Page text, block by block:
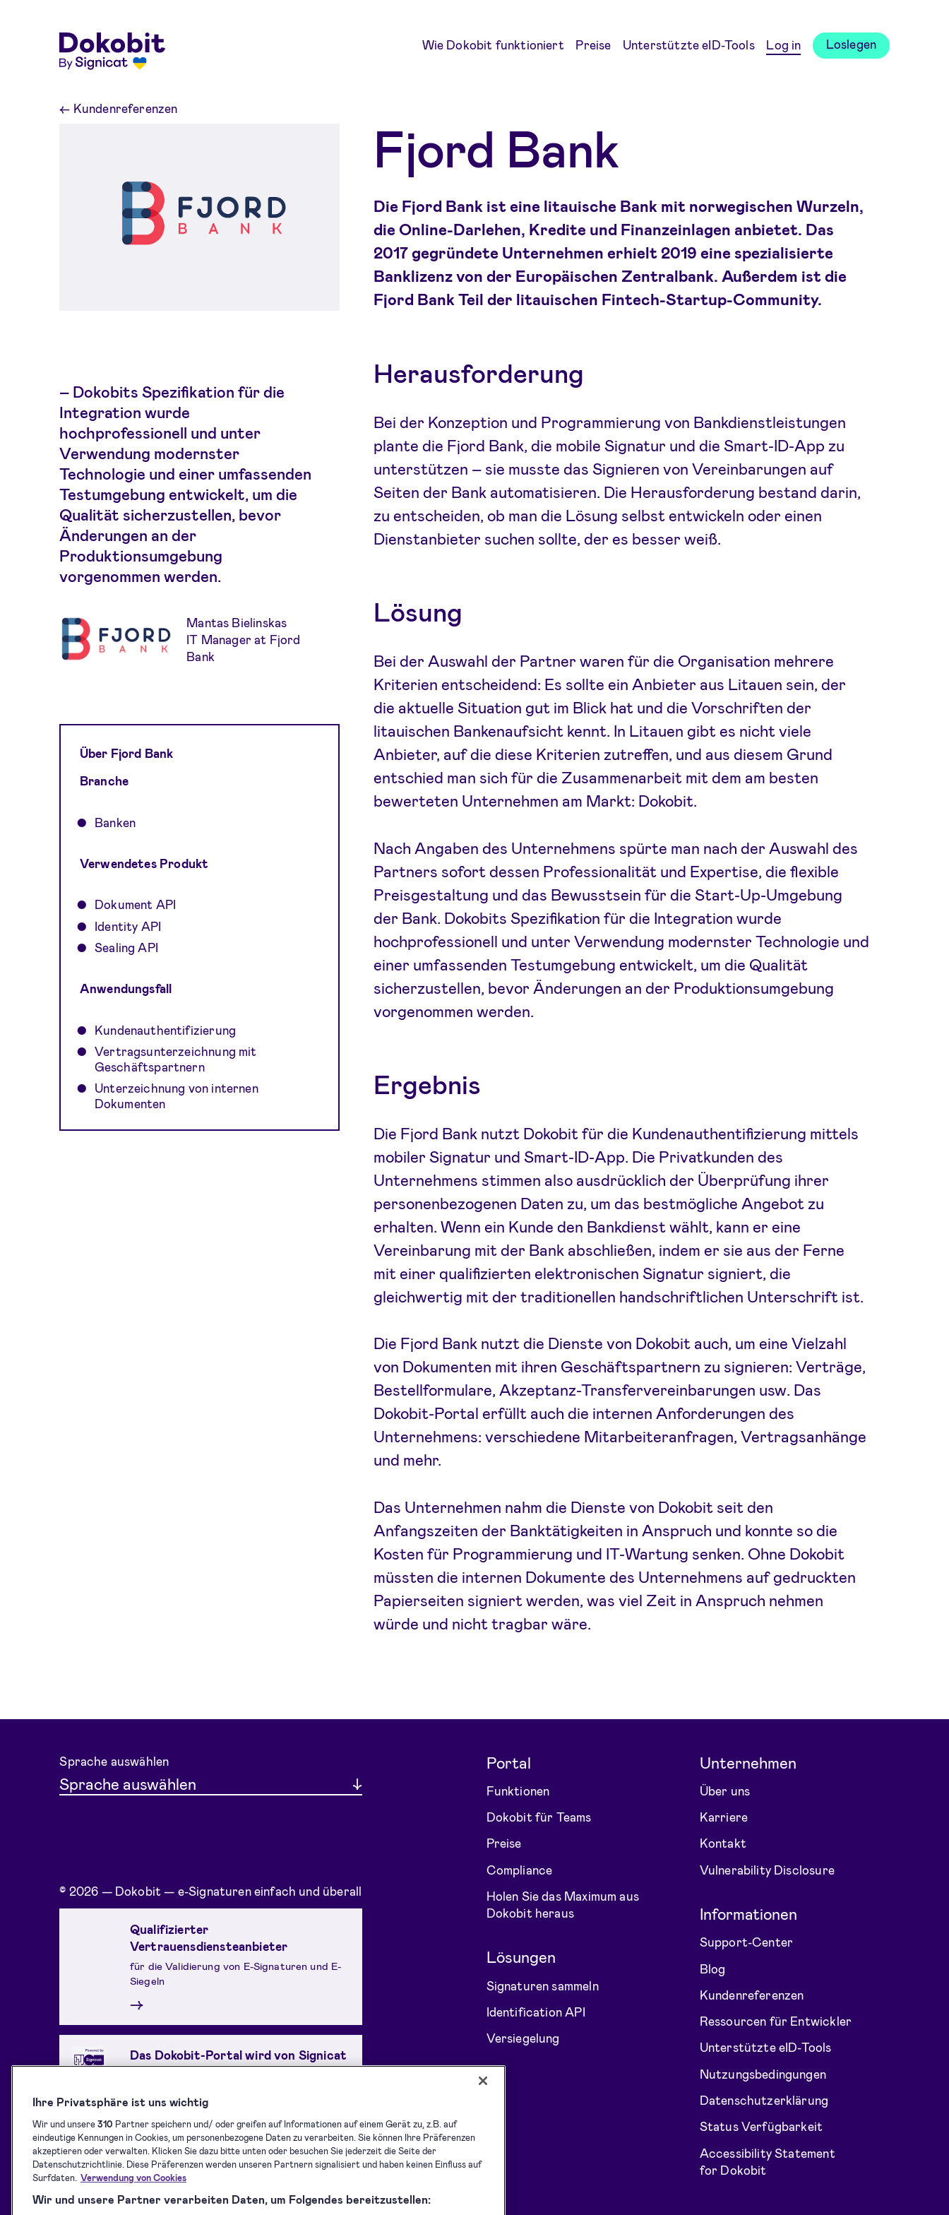
Wie Dokobit funktioniert Preise Unterstützte eID-Tools Log in Loslegen
← Kundenreferenzen
Fjord Bank
Die Fjord Bank ist eine litauische Bank mit norwegischen Wurzeln,
die Online-Darlehen, Kredite und Finanzeinlagen anbietet. Das
2017 gegründete Unternehmen erhielt 2019 eine spezialisierte
Banklizenz von der Europäischen Zentralbank. Außerdem ist die
Fjord Bank Teil der litauischen Fintech-Startup-Community.
– Dokobits Spezifikation für die
Integration wurde
hochprofessionell und unter
Verwendung modernster
Technologie und einer umfassenden
Testumgebung entwickelt, um die
Qualität sicherzustellen, bevor
Änderungen an der
Produktionsumgebung
vorgenommen werden.
Mantas Bielinskas
IT Manager at Fjord
Bank
Über Fjord Bank
Branche
Banken
Verwendetes Produkt
Dokument API
Identity API
Sealing API
Anwendungsfall
Kundenauthentifizierung
Vertragsunterzeichnung mit
Geschäftspartnern
Unterzeichnung von internen
Dokumenten
Herausforderung
Bei der Konzeption und Programmierung von Bankdienstleistungen
plante die Fjord Bank, die mobile Signatur und die Smart-ID-App zu
unterstützen – sie musste das Signieren von Vereinbarungen auf
Seiten der Bank automatisieren. Die Herausforderung bestand darin,
zu entscheiden, ob man die Lösung selbst entwickeln oder einen
Dienstanbieter suchen sollte, der es besser weiß.
Lösung
Bei der Auswahl der Partner waren für die Organisation mehrere
Kriterien entscheidend: Es sollte ein Anbieter aus Litauen sein, der
die aktuelle Situation gut im Blick hat und die Vorschriften der
litauischen Bankenaufsicht kennt. In Litauen gibt es nicht viele
Anbieter, auf die diese Kriterien zutreffen, und aus diesem Grund
entschied man sich für die Zusammenarbeit mit dem am besten
bewerteten Unternehmen am Markt: Dokobit.
Nach Angaben des Unternehmens spürte man nach der Auswahl des
Partners sofort dessen Professionalität und Expertise, die flexible
Preisgestaltung und das Bewusstsein für die Start-Up-Umgebung
der Bank. Dokobits Spezifikation für die Integration wurde
hochprofessionell und unter Verwendung modernster Technologie und
einer umfassenden Testumgebung entwickelt, um die Qualität
sicherzustellen, bevor Änderungen an der Produktionsumgebung
vorgenommen werden.
Ergebnis
Die Fjord Bank nutzt Dokobit für die Kundenauthentifizierung mittels
mobiler Signatur und Smart-ID-App. Die Privatkunden des
Unternehmens stimmen also ausdrücklich der Überprüfung ihrer
personenbezogenen Daten zu, um das bestmögliche Angebot zu
erhalten. Wenn ein Kunde den Bankdienst wählt, kann er eine
Vereinbarung mit der Bank abschließen, indem er sie aus der Ferne
mit einer qualifizierten elektronischen Signatur signiert, die
gleichwertig mit der traditionellen handschriftlichen Unterschrift ist.
Die Fjord Bank nutzt die Dienste von Dokobit auch, um eine Vielzahl
von Dokumenten mit ihren Geschäftspartnern zu signieren: Verträge,
Bestellformulare, Akzeptanz-Transfervereinbarungen usw. Das
Dokobit-Portal erfüllt auch die internen Anforderungen des
Unternehmens: verschiedene Mitarbeiteranfragen, Vertragsanhänge
und mehr.
Das Unternehmen nahm die Dienste von Dokobit seit den
Anfangszeiten der Banktätigkeiten in Anspruch und konnte so die
Kosten für Programmierung und IT-Wartung senken. Ohne Dokobit
müssten die internen Dokumente des Unternehmens auf gedruckten
Papierseiten signiert werden, was viel Zeit in Anspruch nehmen
würde und nicht tragbar wäre.
Sprache auswählen
Sprache auswählen
© 2026 — Dokobit — e-Signaturen einfach und überall
Qualifizierter
Vertrauensdiensteanbieter
für die Validierung von E-Signaturen und E-
Siegeln
→
Das Dokobit-Portal wird von Signicat
Identitäten und ein qualifizierter
Vertrauensdiensteanbieter (QTSP), der die
Normen ISO/IEC 27001 und eIDAS erfüllt.
→
Portal
Funktionen
Dokobit für Teams
Preise
Compliance
Holen Sie das Maximum aus
Dokobit heraus
Lösungen
Signaturen sammeln
Identification API
Versiegelung
Unternehmen
Über uns
Karriere
Kontakt
Vulnerability Disclosure
Informationen
Support-Center
Blog
Kundenreferenzen
Ressourcen für Entwickler
Unterstützte eID-Tools
Nutzungsbedingungen
Datenschutzerklärung
Status Verfügbarkeit
Accessibility Statement
for Dokobit
Ihre Privatsphäre ist uns wichtig
Wir und unsere310 Partner speichern und/ oder greifen auf Informationen auf einem Gerät zu, z.B. auf
eindeutige Kennungen in Cookies, um personenbezogene Daten zu verarbeiten. Sie können Ihre Präferenzen
akzeptieren oder verwalten. Klicken Sie dazu bitte unten oder besuchen Sie jederzeit die Seite der
Datenschutzrichtlinie. Diese Präferenzen werden unseren Partnern signalisiert und haben keinen Einfluss auf
Surfdaten. Verwendung von Cookies
Wir und unsere Partner verarbeiten Daten, um Folgendes bereitzustellen: